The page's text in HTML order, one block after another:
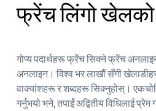
फ्रेंच लिंगो खेलको
गोप्य पदार्थहरू फ्रेंच सिक्ने फ्रेंच
अनलाइन। विश्व भर लाखौं सँगी
वाक्यांशहरू र शब्दहरू सिक्नुहोस्।
गर्नुभयो भने, तपाईं अद्वितीय विधिलाई